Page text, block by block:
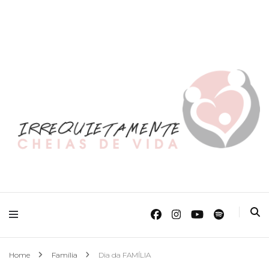
Irrequietamente
Cheias de Vida
Home Família Dia da FAMÍLIA